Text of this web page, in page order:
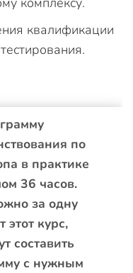
квалификации
по
в практике
36 часов.
за одну
курс,
составить
с нужным